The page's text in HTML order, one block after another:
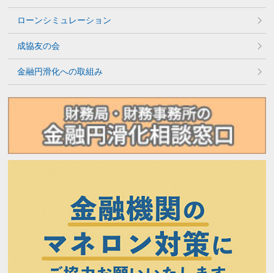
ローンシミュレーション
成協友の会
金融円滑化への取組み